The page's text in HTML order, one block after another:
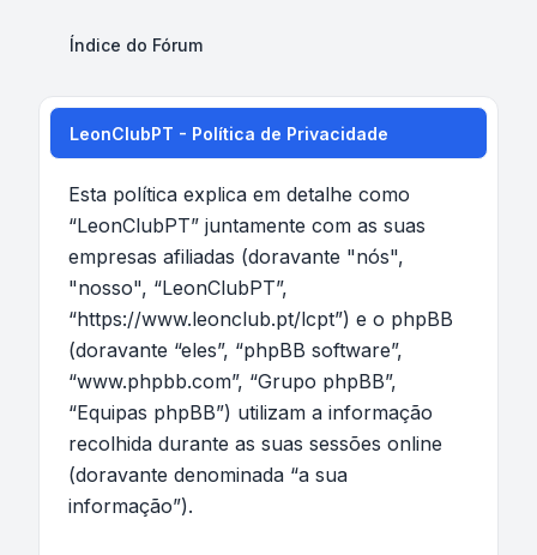
Índice do Fórum
LeonClubPT - Política de Privacidade
Esta política explica em detalhe como
“LeonClubPT” juntamente com as suas
empresas afiliadas (doravante "nós",
"nosso", “LeonClubPT”,
“https://www.leonclub.pt/lcpt”) e o phpBB
(doravante “eles”, “phpBB software”,
“www.phpbb.com”, “Grupo phpBB”,
“Equipas phpBB”) utilizam a informação
recolhida durante as suas sessões online
(doravante denominada “a sua
informação”).